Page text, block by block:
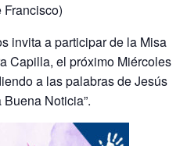
invita a participar de la Misa
Capilla, el próximo Miércoles
a las palabras de Jesús
Noticia”.